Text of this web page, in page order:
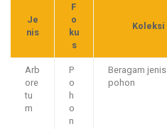
Je
nis
F
o
ku
s
Koleksi
Arb
ore
tu
m
P
o
h
o
n
Beragam jenis
pohon